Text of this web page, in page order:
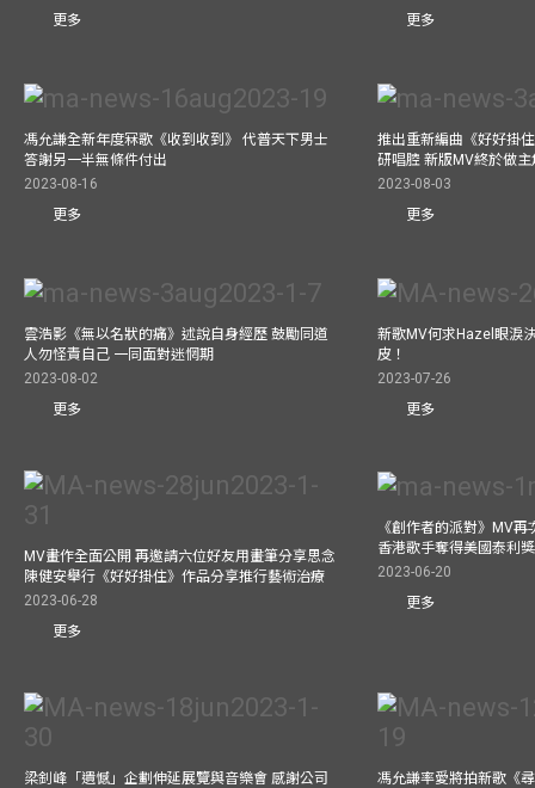
更多
更多
馮允謙全新年度冧歌《收到收到》 代普天下男士
答謝另一半無條件付出
2023-08-16
更多
推出重新編曲《好好掛
研唱腔 新版MV終於做主
2023-08-03
更多
雲浩影《無以名狀的痛》述說自身經歷 鼓勵同道
人勿怪責自己 一同面對迷惘期
2023-08-02
更多
新歌MV何求Hazel眼淚
皮！
2023-07-26
更多
MV畫作全面公開 再邀請六位好友用畫筆分享思念
陳健安舉行《好好掛住》作品分享推行藝術治療
2023-06-28
更多
《創作者的派對》MV
香港歌手奪得美國泰利
2023-06-20
更多
梁釗峰「遺憾」企劃伸延展覽與音樂會 感謝公司
馮允謙率愛將拍新歌《